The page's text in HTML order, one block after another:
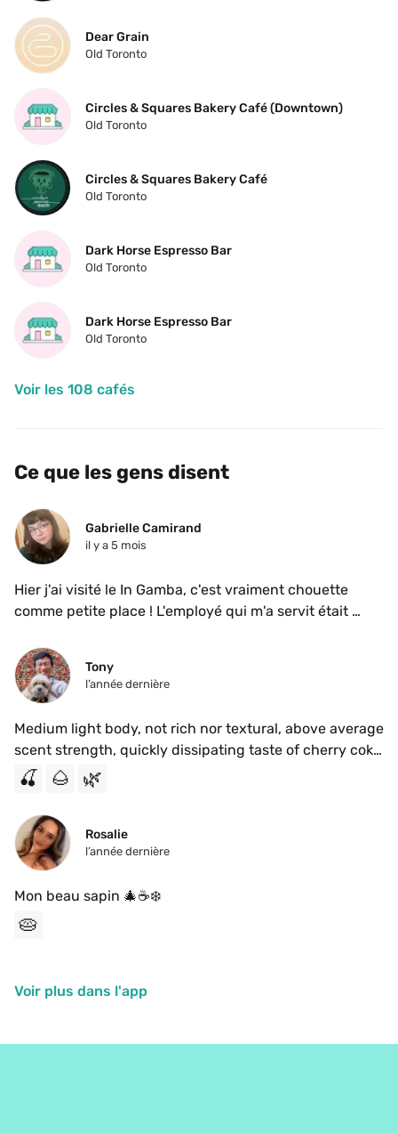
Dear Grain
Old Toronto
Circles & Squares Bakery Café (Downtown)
Old Toronto
Circles & Squares Bakery Café
Old Toronto
Dark Horse Espresso Bar
Old Toronto
Dark Horse Espresso Bar
Old Toronto
Voir les 108 cafés
Ce que les gens disent
Gabrielle Camirand
il y a 5 mois
Hier j'ai visité le In Gamba, c'est vraiment chouette
comme petite place ! L'employé qui m'a servit était
pris un cortado au lait d'avoine avec l'espresso Finca
Canlaj puisque j'aime mieux les torréfaction plus légère
! C'était vraiment un excellent cortado ✨ l'ambiance
Tony
l’année dernière
Medium light body, not rich nor textural, above average
scent strength, quickly dissipating taste of cherry coke
(clove/nutmeg) and a nutty burnt/bitterness; overall
🍒 🌰 🌿
Rosalie
l’année dernière
Mon beau sapin 🎄☕️❄️
🥧
Voir plus dans l'app